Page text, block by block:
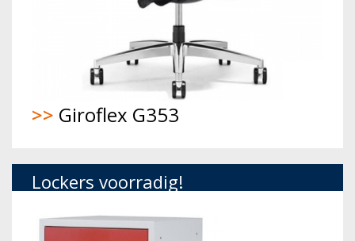
>> Giroflex G353
Lockers voorradig!